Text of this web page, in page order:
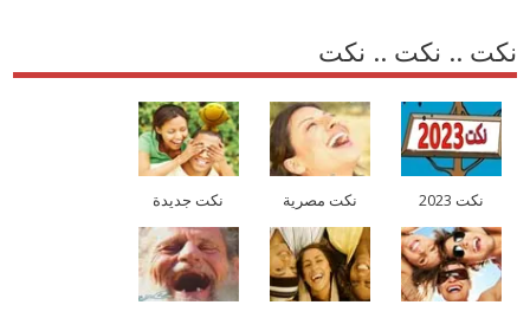
نكت .. نكت .. نكت
نكت 2023 نكت مصرية نكت جديدة